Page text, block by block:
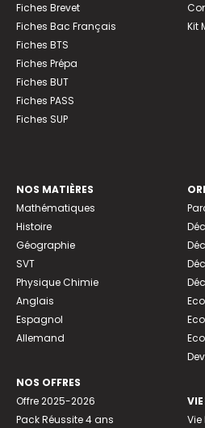
Fiches Brevet
Fiches Bac Français
Fiches BTS
Fiches Prépa
Fiches BUT
Fiches PASS
Fiches SUP
Kit
NOS MATIÈRES
Mathématiques
Histoire
Géographie
SVT
Physique Chimie
Anglais
Espagnol
Allemand
NOS OFFRES
Offre 2025-2026
Pack Réussite 4 ans